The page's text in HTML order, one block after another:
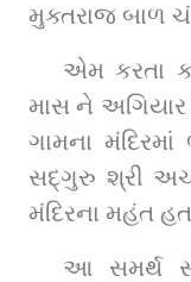
મુક્તરાજ બાળ
એમ કરતા
માસ ને
ગામના
સદ્‌ગુરુ શ્રી અચ્યુતદાસજી સ્વામી કે જેઓ ભૂજ
મંદિરના મહંત
આ સમર્થ સદ્‌ગુરુશ્રી મોટા સંતોની